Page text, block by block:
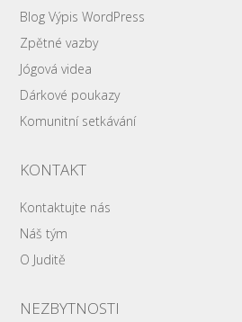
Blog Výpis WordPress
Zpětné vazby
Jógová videa
Dárkové poukazy
Komunitní setkávání
KONTAKT
Kontaktujte nás
Náš tým
O Juditě
NEZBYTNOSTI